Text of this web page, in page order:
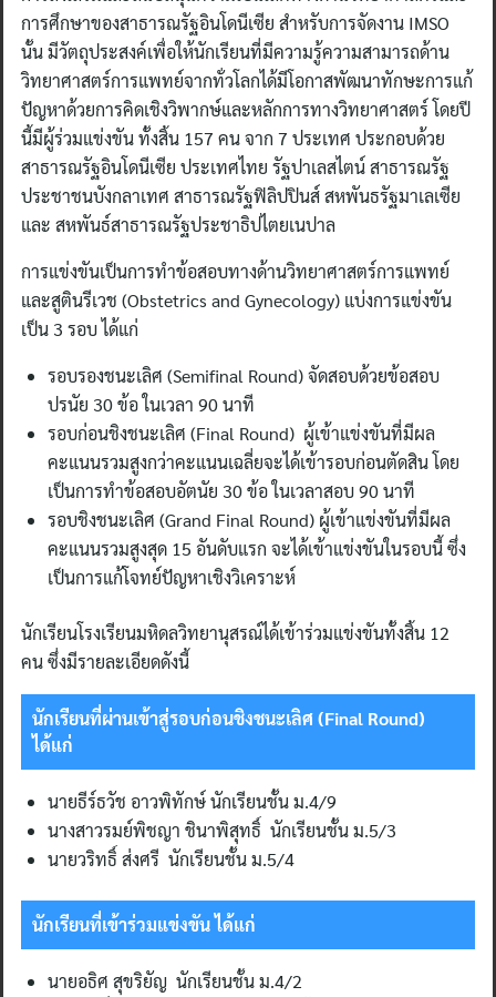
การศึกษาของสาธารณรัฐอินโดนีเซีย สำหรับการจัดงาน IMSO
นั้น มีวัตถุประสงค์เพื่อให้นักเรียนที่มีความรู้ความสามารถด้าน
วิทยาศาสตร์การแพทย์จากทั่วโลกได้มีโอกาสพัฒนาทักษะการแก้
ปัญหาด้วยการคิดเชิงวิพากษ์และหลักการทางวิทยาศาสตร์ โดยปี
นี้มีผู้ร่วมแข่งขัน ทั้งสิ้น 157 คน จาก 7 ประเทศ ประกอบด้วย
สาธารณรัฐอินโดนีเซีย ประเทศไทย รัฐปาเลสไตน์ สาธารณรัฐ
ประชาชนบังกลาเทศ สาธารณรัฐฟิลิปปินส์ สหพันธรัฐมาเลเซีย
และ สหพันธ์สาธารณรัฐประชาธิปไตยเนปาล
การแข่งขันเป็นการทำข้อสอบทางด้านวิทยาศาสตร์การแพทย์
และสูตินรีเวช (Obstetrics and Gynecology) แบ่งการแข่งขัน
เป็น 3 รอบ ได้แก่
รอบรองชนะเลิศ (Semifinal Round) จัดสอบด้วยข้อสอบ
ปรนัย 30 ข้อ ในเวลา 90 นาที
รอบก่อนชิงชนะเลิศ (Final Round) ผู้เข้าแข่งขันที่มีผล
คะแนนรวมสูงกว่าคะแนนเฉลี่ยจะได้เข้ารอบก่อนตัดสิน โดย
เป็นการทำข้อสอบอัตนัย 30 ข้อ ในเวลาสอบ 90 นาที
รอบชิงชนะเลิศ (Grand Final Round) ผู้เข้าแข่งขันที่มีผล
คะแนนรวมสูงสุด 15 อันดับแรก จะได้เข้าแข่งขันในรอบนี้ ซึ่ง
เป็นการแก้โจทย์ปัญหาเชิงวิเคราะห์
นักเรียนโรงเรียนมหิดลวิทยานุสรณ์ได้เข้าร่วมแข่งขันทั้งสิ้น 12
คน ซึ่งมีรายละเอียดดังนี้
นักเรียนที่ผ่านเข้าสู่รอบก่อนชิงชนะเลิศ (Final Round)
ได้แก่
นายธีร์ธวัช อาวพิทักษ์ นักเรียนชั้น ม.4/9
นางสาวรมย์พิชญา ชินาพิสุทธิ์ นักเรียนชั้น ม.5/3
นายวริทธิ์ ส่งศรี นักเรียนชั้น ม.5/4
นักเรียนที่เข้าร่วมแข่งขัน ได้แก่
นายอธิศ สุขริยัญ นักเรียนชั้น ม.4/2